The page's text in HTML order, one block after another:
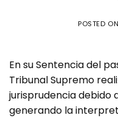
POSTED ON
En su Sentencia del
Tribunal Supremo
jurisprudencia debido
generando la